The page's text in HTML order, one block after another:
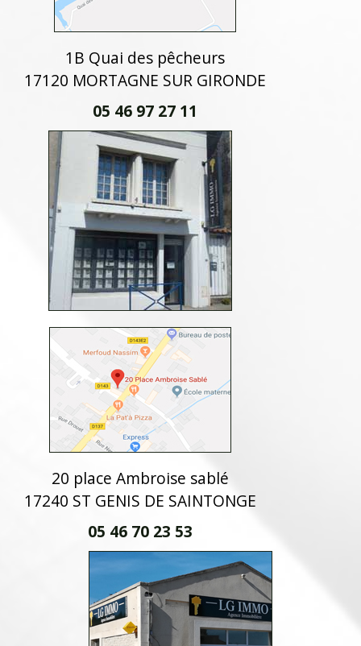
1B Quai des pêcheurs
17120 MORTAGNE SUR GIRONDE
05 46 97 27 11
20 place Ambroise sablé
17240 ST GENIS DE SAINTONGE
05 46 70 23 53